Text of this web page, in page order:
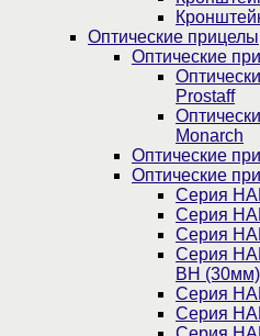
Оптические прицелы
Оптические
Prostaff
Monarch
Оптические
Оптические
Cерия
Серия
Серия
Серия
BH (30мм)
Серия
Серия